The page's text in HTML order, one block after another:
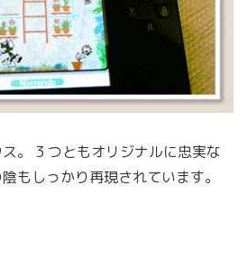
。 3 つともオリジナルに忠実な
もしっかり再現されています。